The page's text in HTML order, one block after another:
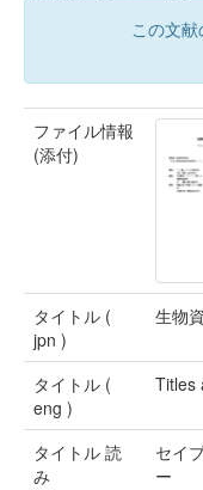
この文
ファイル情報
(添付)
タイトル (
jpn )
生物
タイトル (
eng )
Titles
タイトル 読
み
セイ
ー